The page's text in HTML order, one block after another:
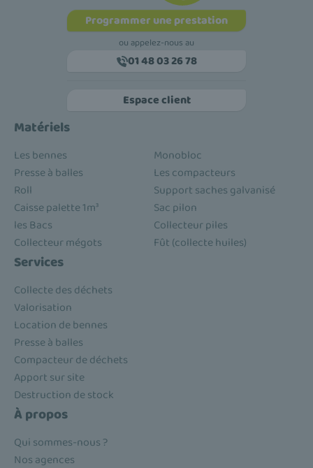
Programmer une prestation
ou appelez-nous au
01 48 03 26 78
Espace client
Matériels
Les bennes
Monobloc
Presse à balles
Les compacteurs
Roll
Support saches galvanisé
Caisse palette 1m³
Sac pilon
les Bacs
Collecteur piles
Collecteur mégots
Fût (collecte huiles)
Services
Collecte des déchets
Valorisation
Location de bennes
Presse à balles
Compacteur de déchets
Apport sur site
Destruction de stock
À propos
Qui sommes-nous ?
Nos agences